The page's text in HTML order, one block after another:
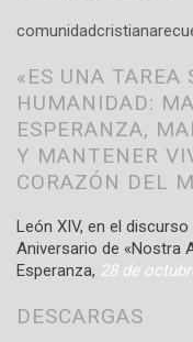
«ES UNA TAREA
HUMANIDAD:
ESPERANZA,
Y MANTENER
CORAZÓN DEL
León XIV, en el
Aniversario de «Nostra
Esperanza, 28 de
DESCARGAS